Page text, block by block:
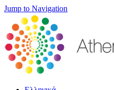
Jump to Navigation